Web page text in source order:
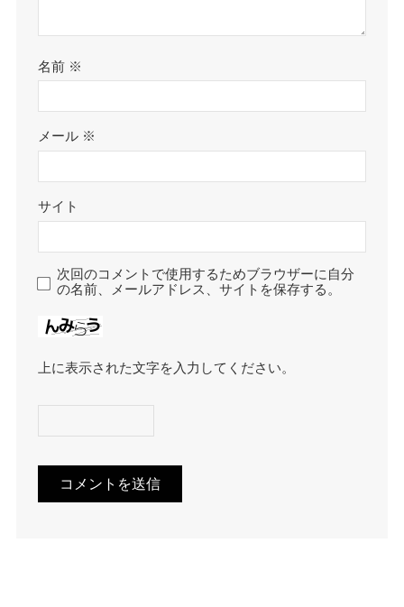
名前 ※
メール ※
サイト
次回のコメントで使用するためブラウザーに自分
の名前、メールアドレス、サイトを保存する。
上に表示された文字を入力してください。